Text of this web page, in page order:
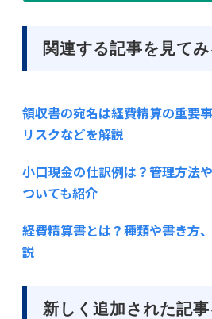
関連する記事を見てみ
領収書の宛名は経費精算の重要
リスクなどを解説
小口現金の仕訳例は？管理方法
ついても紹介
経費精算書とは？種類や書き方
説
新しく追加された記